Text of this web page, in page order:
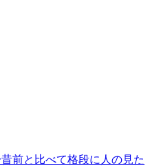
前と比べて格段に人の見た